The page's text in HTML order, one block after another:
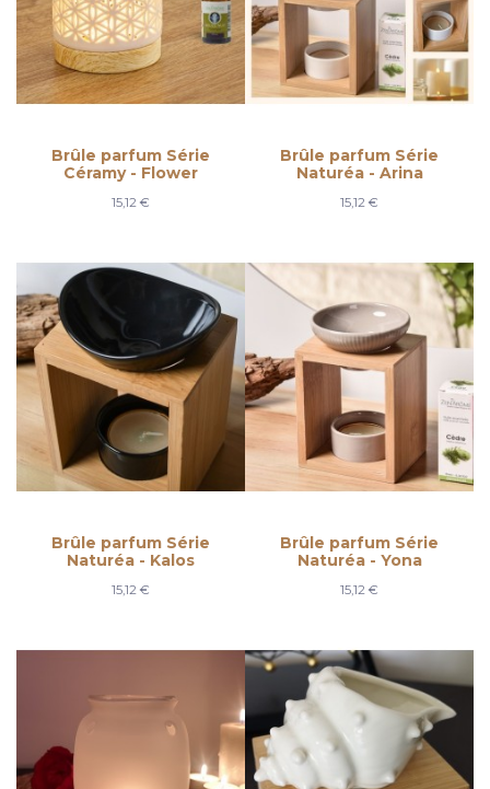
Brûle parfum Série
Céramy - Flower
15,12 €
Brûle parfum Série
Naturéa - Arina
15,12 €
Brûle parfum Série
Naturéa - Kalos
15,12 €
Brûle parfum Série
Naturéa - Yona
15,12 €